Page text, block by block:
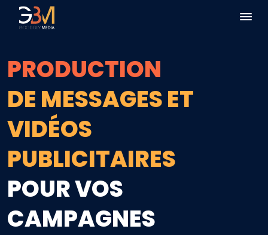
PRODUCTION
DE MESSAGES ET
VIDÉOS
PUBLICITAIRES
POUR VOS
CAMPAGNES